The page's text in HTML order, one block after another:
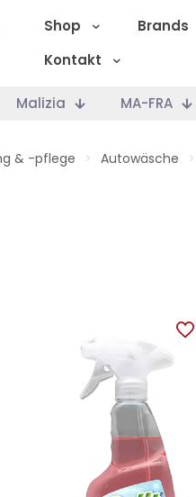
Shop Brands
Kontakt
Malizia MA-FRA
& -pflege > Autowäsche >